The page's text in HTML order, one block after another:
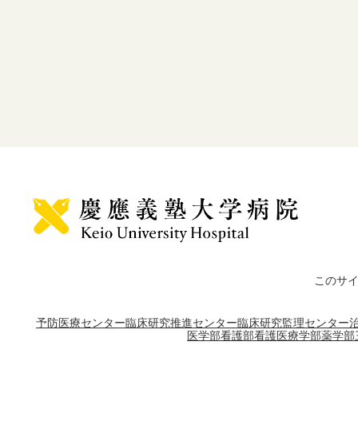
このサ
予防医療センター臨床研究推進センター臨床研究監理センター
医学部看護部看護医療学部薬学部